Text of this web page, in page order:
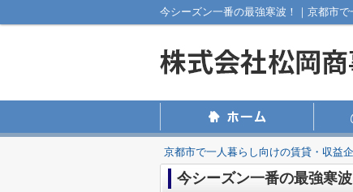
今シーズン一番の最強寒波！｜京都市
京都市で一人暮らし向けの賃貸・収益
今シーズン一番の最強寒波